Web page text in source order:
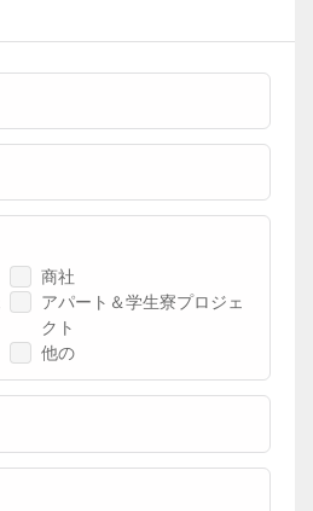
商社
アパート＆学生寮プロジェ
クト
他の